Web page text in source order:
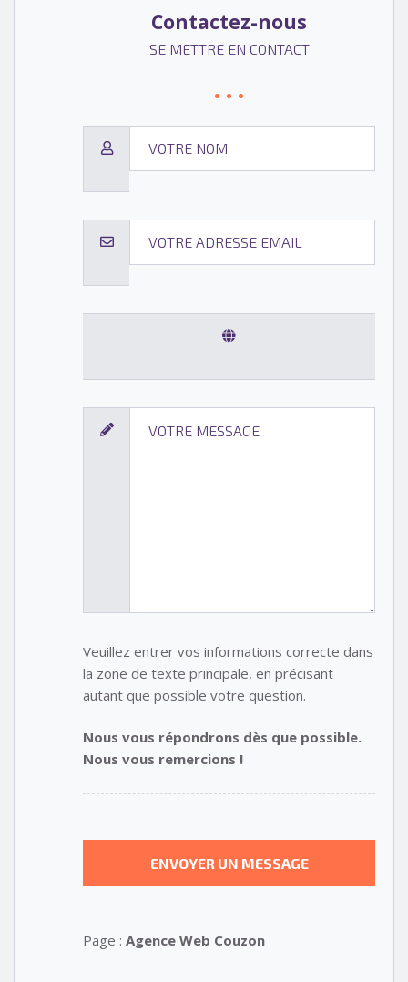
Contactez-nous
SE METTRE EN CONTACT
Veuillez entrer vos informations correcte dans
la zone de texte principale, en précisant
autant que possible votre question.
Nous vous répondrons dès que possible.
Nous vous remercions !
Page : Agence Web Couzon